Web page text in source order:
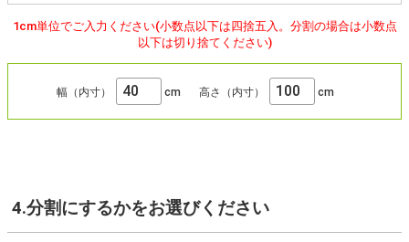
1cm単位でご入力ください(小数点以下は四捨五入。分割の場合は小数点
以下は切り捨てください)
幅（内寸） cm 高さ（内寸） cm
4.分割にするかをお選びください